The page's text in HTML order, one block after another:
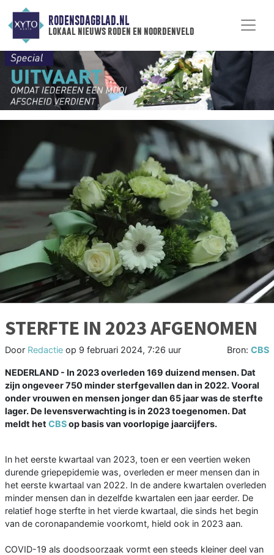
RODENSDAGBLAD.NL
lokaal nieuws roden en noordenveld
STERFTE IN 2023 AFGENOMEN
Door Redactie op 9 februari 2024, 7:26 uur Bron: CBS
NEDERLAND - In 2023 overleden 169 duizend mensen. Dat
zijn ongeveer 750 minder sterfgevallen dan in 2022. Vooral
onder vrouwen en mensen jonger dan 65 jaar was de sterfte
lager. De levensverwachting is in 2023 toegenomen. Dat
meldt het CBSop basis van voorlopige jaarcijfers.
In het eerste kwartaal van 2023, toen er een veertien weken
durende griepepidemie was, overleden er meer mensen dan in
het eerste kwartaal van 2022. In de andere kwartalen overleden
minder mensen dan in dezelfde kwartalen een jaar eerder. De
relatief hoge sterfte in het vierde kwartaal, die sinds het begin
van de coronapandemie voorkomt, hield ook in 2023 aan.
COVID-19 als doodsoorzaak vormt een steeds kleiner deel van